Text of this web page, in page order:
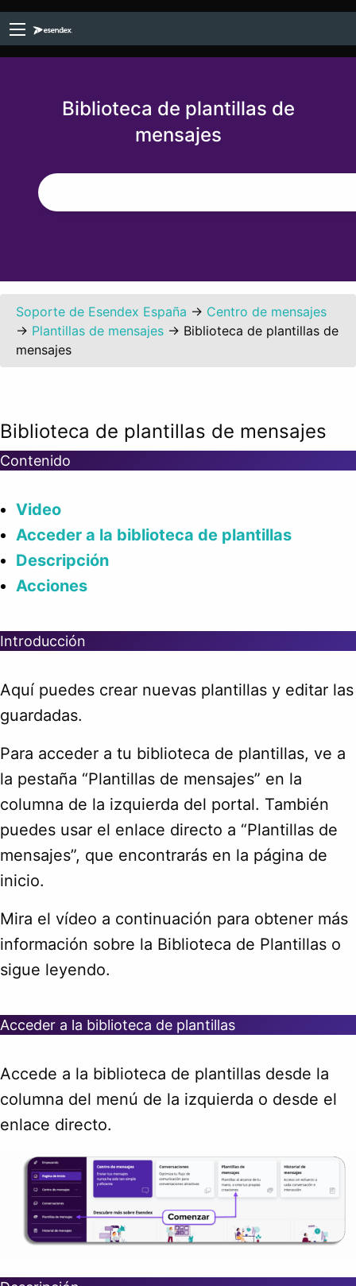
Biblioteca de plantillas de
mensajes
Soporte de Esendex España → Centro de mensajes
→ Plantillas de mensajes → Biblioteca de plantillas de
mensajes
Biblioteca de plantillas de mensajes
Contenido
Video
Acceder a la biblioteca de plantillas
Descripción
Acciones
Introducción
Aquí puedes crear nuevas plantillas y editar las
guardadas.
Para acceder a tu biblioteca de plantillas, ve a
la pestaña “Plantillas de mensajes” en la
columna de la izquierda del portal. También
puedes usar el enlace directo a “Plantillas de
mensajes”, que encontrarás en la página de
inicio.
Mira el vídeo a continuación para obtener más
información sobre la Biblioteca de Plantillas o
sigue leyendo.
Acceder a la biblioteca de plantillas
Accede a la biblioteca de plantillas desde la
columna del menú de la izquierda o desde el
enlace directo.